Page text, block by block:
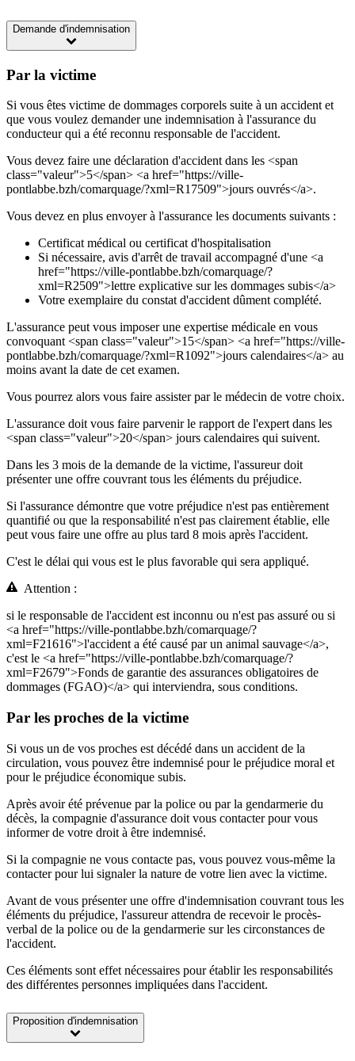
Demande d'indemnisation
Par la victime
Si vous êtes victime de dommages corporels suite à un accident et
que vous voulez demander une indemnisation à l'assurance du
conducteur qui a été reconnu responsable de l'accident.
Vous devez faire une déclaration d'accident dans les <span
class="valeur">5</span> <a href="https://ville-
pontlabbe.bzh/comarquage/?xml=R17509">jours ouvrés</a>.
Vous devez en plus envoyer à l'assurance les documents suivants :
Certificat médical ou certificat d'hospitalisation
Si nécessaire, avis d'arrêt de travail accompagné d'une <a
href="https://ville-pontlabbe.bzh/comarquage/?
xml=R2509">lettre explicative sur les dommages subis</a>
Votre exemplaire du constat d'accident dûment complété.
L'assurance peut vous imposer une expertise médicale en vous
convoquant <span class="valeur">15</span> <a href="https://ville-
pontlabbe.bzh/comarquage/?xml=R1092">jours calendaires</a> au
moins avant la date de cet examen.
Vous pourrez alors vous faire assister par le médecin de votre choix.
L'assurance doit vous faire parvenir le rapport de l'expert dans les
<span class="valeur">20</span> jours calendaires qui suivent.
Dans les 3 mois de la demande de la victime, l'assureur doit
présenter une offre couvrant tous les éléments du préjudice.
Si l'assurance démontre que votre préjudice n'est pas entièrement
quantifié ou que la responsabilité n'est pas clairement établie, elle
peut vous faire une offre au plus tard 8 mois après l'accident.
C'est le délai qui vous est le plus favorable qui sera appliqué.
Attention :
si le responsable de l'accident est inconnu ou n'est pas assuré ou si
<a href="https://ville-pontlabbe.bzh/comarquage/?
xml=F21616">l'accident a été causé par un animal sauvage</a>,
c'est le <a href="https://ville-pontlabbe.bzh/comarquage/?
xml=F2679">Fonds de garantie des assurances obligatoires de
dommages (FGAO)</a> qui interviendra, sous conditions.
Par les proches de la victime
Si vous un de vos proches est décédé dans un accident de la
circulation, vous pouvez être indemnisé pour le préjudice moral et
pour le préjudice économique subis.
Après avoir été prévenue par la police ou par la gendarmerie du
décès, la compagnie d'assurance doit vous contacter pour vous
informer de votre droit à être indemnisé.
Si la compagnie ne vous contacte pas, vous pouvez vous-même la
contacter pour lui signaler la nature de votre lien avec la victime.
Avant de vous présenter une offre d'indemnisation couvrant tous les
éléments du préjudice, l'assureur attendra de recevoir le procès-
verbal de la police ou de la gendarmerie sur les circonstances de
l'accident.
Ces éléments sont effet nécessaires pour établir les responsabilités
des différentes personnes impliquées dans l'accident.
Proposition d'indemnisation